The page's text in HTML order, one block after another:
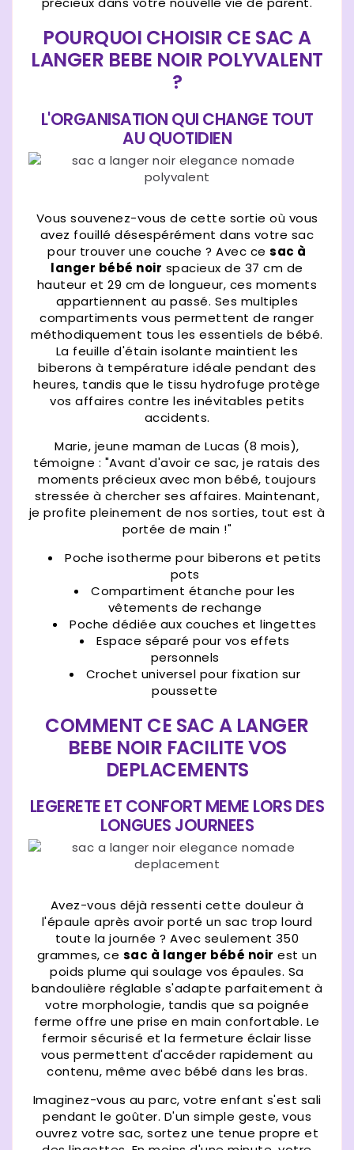
POURQUOI CHOISIR CE SAC A
LANGER BEBE NOIR POLYVALENT
?
L'ORGANISATION QUI CHANGE TOUT
AU QUOTIDIEN
Vous souvenez-vous de cette sortie où vous
avez fouillé désespérément dans votre sac
pour trouver une couche ? Avec cesac à
langer bébé noir spacieux de 37 cm de
hauteur et 29 cm de longueur, ces moments
appartiennent au passé. Ses multiples
compartiments vous permettent de ranger
méthodiquement tous les essentiels de bébé.
La feuille d'étain isolante maintient les
biberons à température idéale pendant des
heures, tandis que le tissu hydrofuge protège
vos affaires contre les inévitables petits
accidents.
Marie, jeune maman de Lucas (8 mois),
témoigne : "Avant d'avoir ce sac, je ratais des
moments précieux avec mon bébé, toujours
stressée à chercher ses affaires. Maintenant,
je profite pleinement de nos sorties, tout est à
portée de main !"
Poche isotherme pour biberons et petits
pots
Compartiment étanche pour les
vêtements de rechange
Poche dédiée aux couches et lingettes
Espace séparé pour vos effets
personnels
Crochet universel pour fixation sur
poussette
COMMENT CE SAC A LANGER
BEBE NOIR FACILITE VOS
DEPLACEMENTS
LEGERETE ET CONFORT MEME LORS DES
LONGUES JOURNEES
Avez-vous déjà ressenti cette douleur à
l'épaule après avoir porté un sac trop lourd
toute la journée ? Avec seulement 350
grammes, ce sac à langer bébé noir est un
poids plume qui soulage vos épaules. Sa
bandoulière réglable s'adapte parfaitement à
votre morphologie, tandis que sa poignée
ferme offre une prise en main confortable. Le
fermoir sécurisé et la fermeture éclair lisse
vous permettent d'accéder rapidement au
contenu, même avec bébé dans les bras.
Imaginez-vous au parc, votre enfant s'est sali
pendant le goûter. D'un simple geste, vous
ouvrez votre sac, sortez une tenue propre et